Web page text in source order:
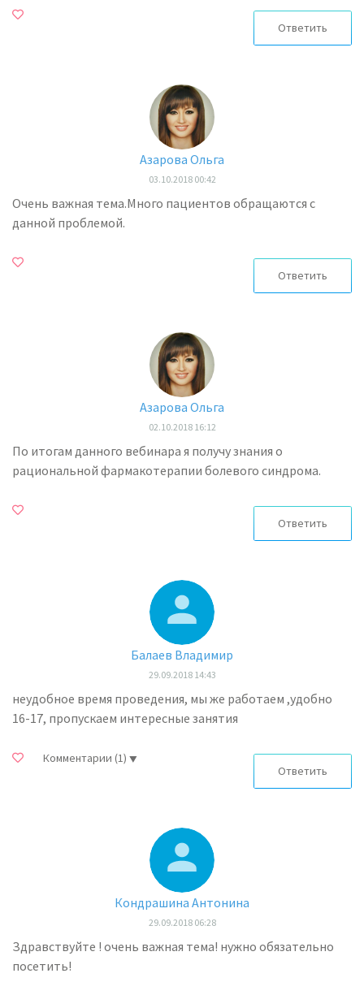
Ответить
Азарова Ольга
03.10.2018 00:42
Очень важная тема.Много пациентов обращаются с
данной проблемой.
Ответить
Азарова Ольга
02.10.2018 16:12
По итогам данного вебинара я получу знания о
рациональной фармакотерапии болевого синдрома.
Ответить
Балаев Владимир
29.09.2018 14:43
неудобное время проведения, мы же работаем ,удобно
16-17, пропускаем интересные занятия
Комментарии (1)
Ответить
Кондрашина Антонина
29.09.2018 06:28
Здравствуйте ! очень важная тема! нужно обязательно
посетить!